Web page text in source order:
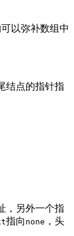
以弥补数组中
结点的指针指
，另外一个指
指向 none ，头